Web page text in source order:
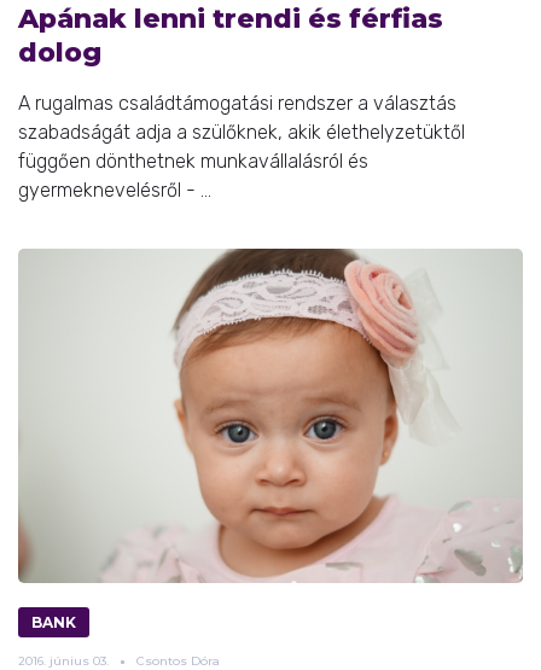
Apának lenni trendi és férfias
dolog
A rugalmas családtámogatási rendszer a választás
szabadságát adja a szülőknek, akik élethelyzetüktől
függően dönthetnek munkavállalásról és
gyermeknevelésről - ...
BANK
2016. június 03. Csontos Dóra